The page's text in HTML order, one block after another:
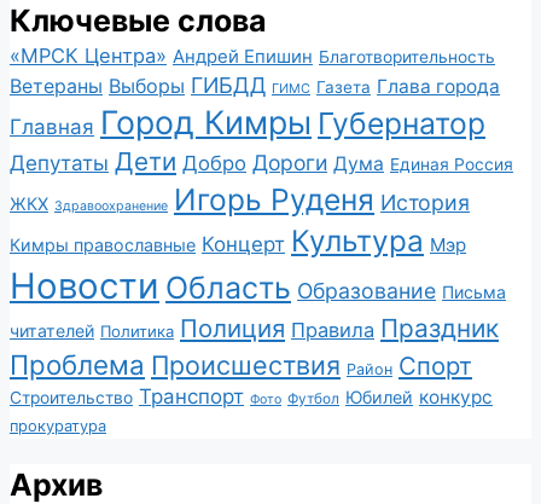
Ключевые слова
«МРСК Центра» Андрей Епишин Благотворительность
Ветераны Выборы ГИБДД ГИМС Газета Глава города
Главная Город Кимры Губернатор
Депутаты Дети Добро Дороги Дума Единая Россия
ЖКХ Здравоохранение Игорь Руденя История
Кимры православные Концерт Культура Мэр
Новости Область Образование Письма
читателей Политика Полиция Правила Праздник
Проблема Происшествия Район Спорт
Строительство Транспорт Фото Футбол Юбилей конкурс
прокуратура
Архив